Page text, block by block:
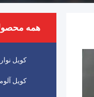
همه
کویل
کویل